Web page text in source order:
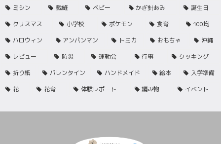
ミシン
裁縫 ベビー かぎ針あみ
誕生日
クリスマス
小学校 ポケモン 食育
100均
ハロウィン
アンパンマン トミカ おもちゃ
沖縄
レビュー
防災 運動会 行事
クッキング
折り紙
バレンタイン ハンドメイド 絵本
入学準備
花
花育 体験レポート 編み物 イベント